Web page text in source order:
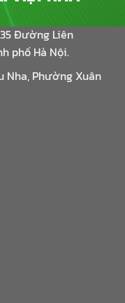
Đường Liên
phố Hà Nội.
Nha, Phường Xuân